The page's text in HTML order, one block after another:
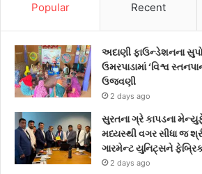
Popular Recent
અદાણી ફાઉન્ડેશનના
ઉમરપાડામાં ‘વિશ્વ
ઉજવણી
2 days ago
સુરતના ગ્રે કાપડના
મધ્યસ્થી વગર સીધા જ
ગારમેન્ટ યુનિટ્સને
2 days ago